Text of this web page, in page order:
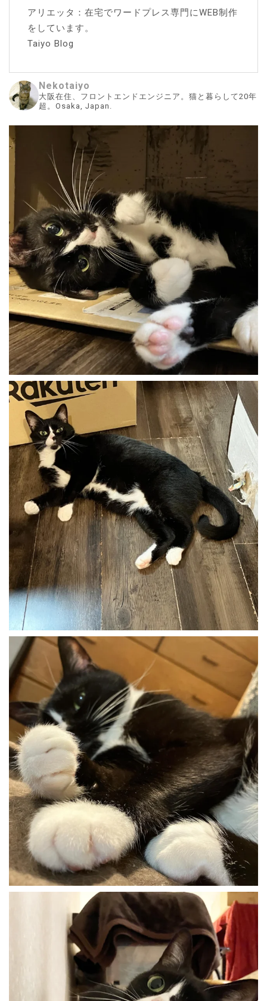
アリエッタ：在宅でワードプレス専門にWEB制作
をしています。
Taiyo Blog
Nekotaiyo
大阪在住、フロントエンドエンジニア。猫と暮らして20年
超。Osaka, Japan.